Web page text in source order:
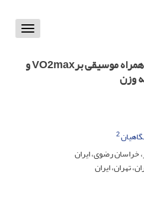
Toggle
تاثیر6 هفته تمرین هوازی به همراه موسیقی برVO2max و
وزن
2
خراسان رضوی، ایران
تهران، ایران